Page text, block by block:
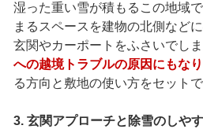
湿った重い雪が積もるこの地域
まるスペースを建物の北側など
玄関やカーポートをふさいでしま
への越境トラブルの原因にもな
る方向と敷地の使い方をセットで
3. 玄関アプローチと除雪のしや